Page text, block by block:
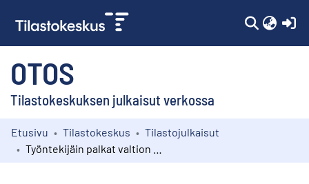
OTOS
Tilastokeskuksen julkaisut verkossa
Kokoelmat
Etusivu Tilastokeskus
Tilastojulkaisut